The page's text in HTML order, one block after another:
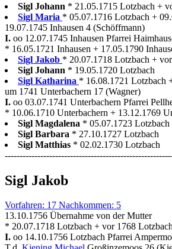
Sigl Johann * 21.05.1715 Lotzbach +
Sigl Maria * 05.07.1716 Lotzbach +
19.07.1745 Inhausen 4 (Schöffmann)
I. oo 12.07.1745 Inhausen Pfarrei
* 16.05.1721 Inhausen + 17.05.1790
Sigl Jakob * 20.07.1718 Lotzbach +
Sigl Johann * 19.05.1720 Lotzbach
Sigl Katharina * 16.08.1721 Lotzbach
um 1741 Unterbachern 17 (Wagner)
I. oo 03.07.1741 Unterbachern Pfarrei
* 10.06.1710 Unterbachern + 13.12.1769
Sigl Magdalena * 05.07.1723 Lotzbach
Sigl Barbara * 27.10.1727 Lotzbach
Sigl Matthias * 02.02.1730 Lotzbach
Sigl Jakob
Vorfahren: 17 Nachkommen: 5
13.10.1756 Übernahme von der Mutter
* 20.07.1718 Lotzbach + vor 1768
I. oo 14.10.1756 Lotzbach Pfarrei